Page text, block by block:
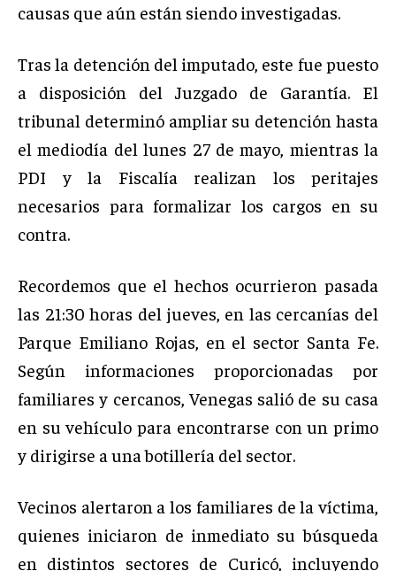
causas que aún están siendo investigadas.
Tras la detención del imputado, este fue puesto
a disposición del Juzgado de Garantía. El
tribunal determinó ampliar su detención hasta
el mediodía del lunes 27 de mayo, mientras la
PDI y la Fiscalía realizan los peritajes
necesarios para formalizar los cargos en su
contra.
Recordemos que el hechos ocurrieron pasada
las 21:30 horas del jueves, en las cercanías del
Parque Emiliano Rojas, en el sector Santa Fe.
Según informaciones proporcionadas por
familiares y cercanos, Venegas salió de su casa
en su vehículo para encontrarse con un primo
y dirigirse a una botillería del sector.
Vecinos alertaron a los familiares de la víctima,
quienes iniciaron de inmediato su búsqueda
en distintos sectores de Curicó, incluyendo